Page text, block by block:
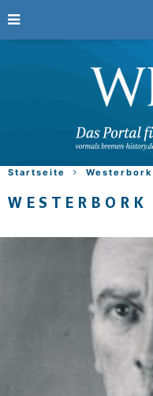
Startseite Westerbork
WESTERBORK